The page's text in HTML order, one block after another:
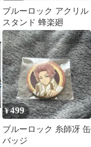
ブルーロック アクリル
スタンド 蜂楽廻
¥499
ブルーロック 糸師冴 缶
バッジ